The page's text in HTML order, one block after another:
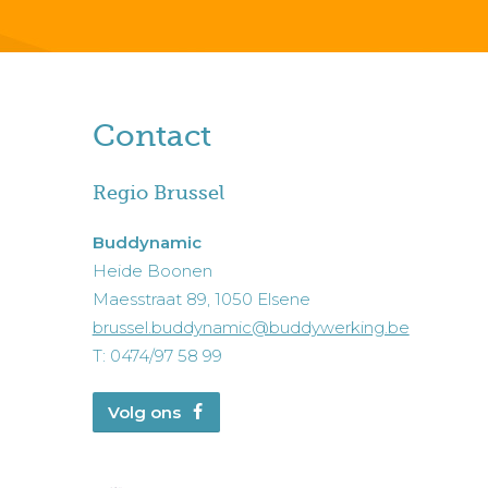
Contact
Regio Brussel
Buddynamic
Heide Boonen
Maesstraat 89, 1050 Elsene
brussel.buddynamic@buddywerking.be
T: 0474/97 58 99
Volg ons